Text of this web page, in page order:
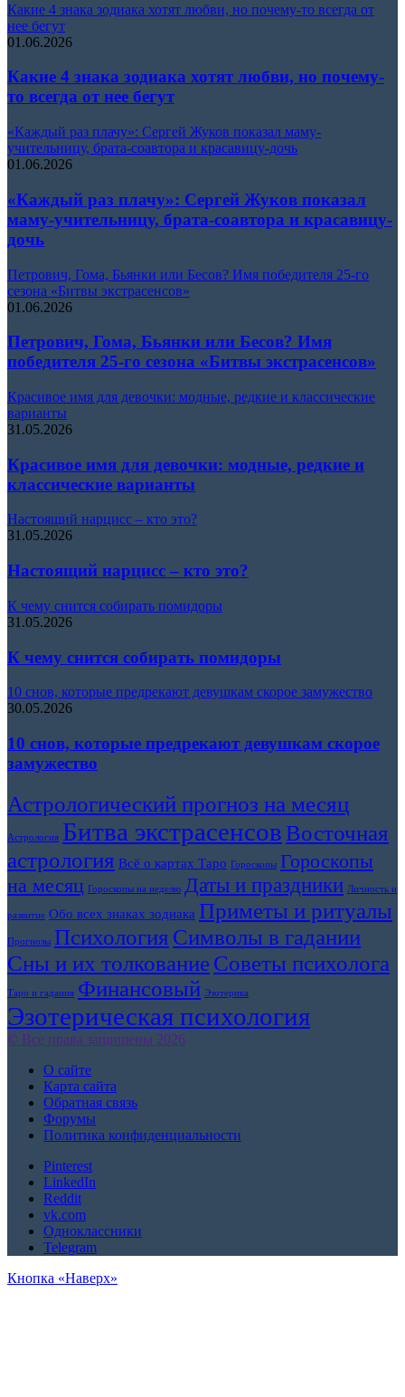
Какие 4 знака зодиака хотят любви, но почему-то всегда от
нее бегут
01.06.2026
Какие 4 знака зодиака хотят любви, но почему-
то всегда от нее бегут
«Каждый раз плачу»: Сергей Жуков показал маму-
учительницу, брата-соавтора и красавицу-дочь
01.06.2026
«Каждый раз плачу»: Сергей Жуков показал
маму-учительницу, брата-соавтора и красавицу-
дочь
Петрович, Гома, Бьянки или Бесов? Имя победителя 25-го
сезона «Битвы экстрасенсов»
01.06.2026
Петрович, Гома, Бьянки или Бесов? Имя
победителя 25-го сезона «Битвы экстрасенсов»
Красивое имя для девочки: модные, редкие и классические
варианты
31.05.2026
Красивое имя для девочки: модные, редкие и
классические варианты
Настоящий нарцисс – кто это?
31.05.2026
Настоящий нарцисс – кто это?
К чему снится собирать помидоры
31.05.2026
К чему снится собирать помидоры
10 снов, которые предрекают девушкам скорое замужество
30.05.2026
10 снов, которые предрекают девушкам скорое
замужество
Астрологический прогноз на месяц
Астрология Битва экстрасенсовВосточная
астрология Всё о картах Таро Гороскопы Гороскопы
на месяц Гороскопы на неделю Даты и праздники Личность и
развитие Обо всех знаках зодиака Приметы и ритуалы
Прогнозы Психология Символы в гадании
Сны и их толкованиеСоветы психолога
Таро и гадания Финансовый Эзотерика
Эзотерическая психология
© Все права защищены 2026
О сайте
Карта сайта
Обратная связь
Форумы
Политика конфиденциальности
Pinterest
LinkedIn
Reddit
vk.com
Одноклассники
Telegram
Кнопка «Наверх»